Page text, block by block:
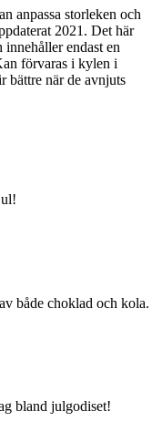
anpassa storleken och
2021. Det här
innehåller endast en
förvaras i kylen i
bättre när de avnjuts
både choklad och kola.
bland julgodiset!